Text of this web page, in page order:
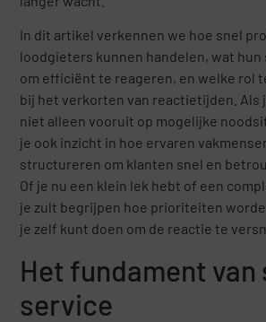
In dit artikel verkennen we hoe snel
loodgieters kunnen handelen, wat
om efficiënt te reageren, en welke rol
bij het verkorten van reactietijden. Als
niet alleen vooruit op mogelijke
je ook inzicht in hoe ervaren
structureren om klanten snel en
Of je nu een klein lek hebt of een
je zult begrijpen hoe prioriteiten
je zelf kunt doen om de reactie te
Het fundament van
service